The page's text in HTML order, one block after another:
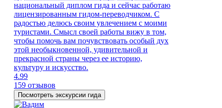
национальный диплом гида и сейчас работаю
лицензированным гидом-переводчиком. С
радостью делюсь своим увлечением с моими
туристами. Смысл своей работы вижу в том,
чтобы помочь вам почувствовать особый дух
этой необыкновенной, удивительной и
прекрасной страны через ее историю,
культуру и искусство.
4.99
159 отзывов
Посмотреть экскурсии гида